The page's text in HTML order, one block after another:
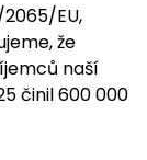
EU,
že
naší
činil 600 000